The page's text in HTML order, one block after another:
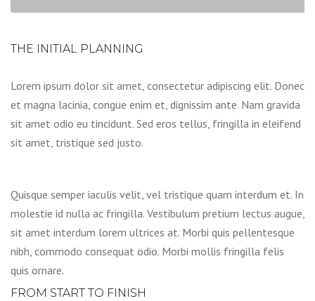
THE INITIAL PLANNING
Lorem ipsum dolor sit amet, consectetur adipiscing elit. Donec
et magna lacinia, congue enim et, dignissim ante. Nam gravida
sit amet odio eu tincidunt. Sed eros tellus, fringilla in eleifend
sit amet, tristique sed justo.
Quisque semper iaculis velit, vel tristique quam interdum et. In
molestie id nulla ac fringilla. Vestibulum pretium lectus augue,
sit amet interdum lorem ultrices at. Morbi quis pellentesque
nibh, commodo consequat odio. Morbi mollis fringilla felis
quis ornare.
FROM START TO FINISH